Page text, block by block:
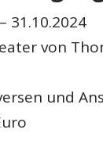
31.10.2024
von
und